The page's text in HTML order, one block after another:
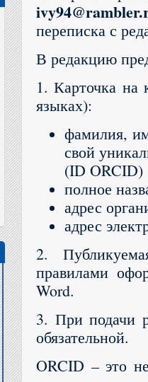
переписка с
В редакцию
1. Карточка на
языках):
фамилия,
свой
(ID ORCID)
полное
адрес
адрес
2.
правилами
Word.
3. При подачи
обязательной.
ORCID – это